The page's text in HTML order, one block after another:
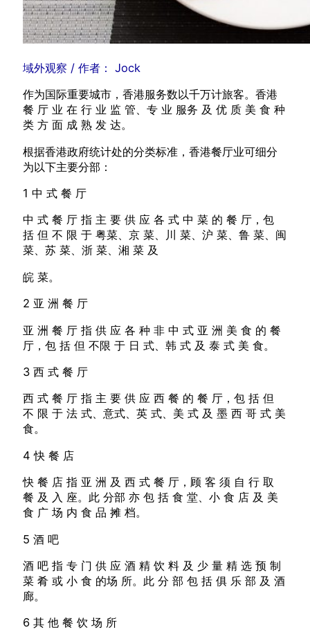
域外观察 / 作者：
Jock
作为国际重要城市，香港服务数以千万计旅客。香港
餐 厅 业 在 行 业 监 管、专 业 服务 及 优 质 美 食 种
类 方 面 成 熟 发 达。
根据香港政府统计处的分类标准，香港餐厅业可细分
为以下主要分部：
1 中 式 餐 厅
中 式 餐 厅 指 主 要 供 应 各 式 中 菜 的 餐 厅，包
括 但 不 限 于 粤菜、京 菜、川 菜、沪 菜、鲁 菜、闽
菜、苏 菜、浙 菜、湘 菜 及
皖 菜。
2 亚 洲 餐 厅
亚 洲 餐 厅 指 供 应 各 种 非 中 式 亚 洲 美 食 的 餐
厅，包 括 但 不限 于 日 式、韩 式 及 泰 式 美 食。
3 西 式 餐 厅
西 式 餐 厅 指 主 要 供 应 西 餐 的 餐 厅，包 括 但
不 限 于 法 式、意式、英 式、美 式 及 墨 西 哥 式 美
食。
4 快 餐 店
快 餐 店 指 亚 洲 及 西 式 餐 厅，顾 客 须 自 行 取
餐 及 入 座。此 分部 亦 包 括 食 堂、小 食 店 及 美
食 广 场 内 食 品 摊 档。
5 酒 吧
酒 吧 指 专 门 供 应 酒 精 饮 料 及 少 量 精 选 预 制
菜 肴 或 小 食 的场 所。此 分 部 包 括 俱 乐 部 及 酒
廊。
6 其 他 餐 饮 场 所